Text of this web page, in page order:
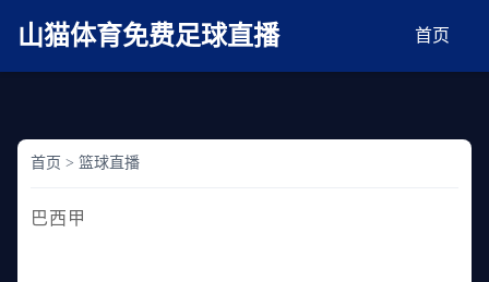
AV在线无码麻豆
山猫体育免费足球直播 首页
首页 > 篮球直播
巴西甲